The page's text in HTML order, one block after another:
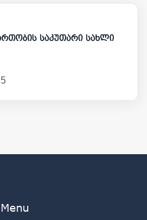
2 500
საკუთარი სახლი
5
Menu